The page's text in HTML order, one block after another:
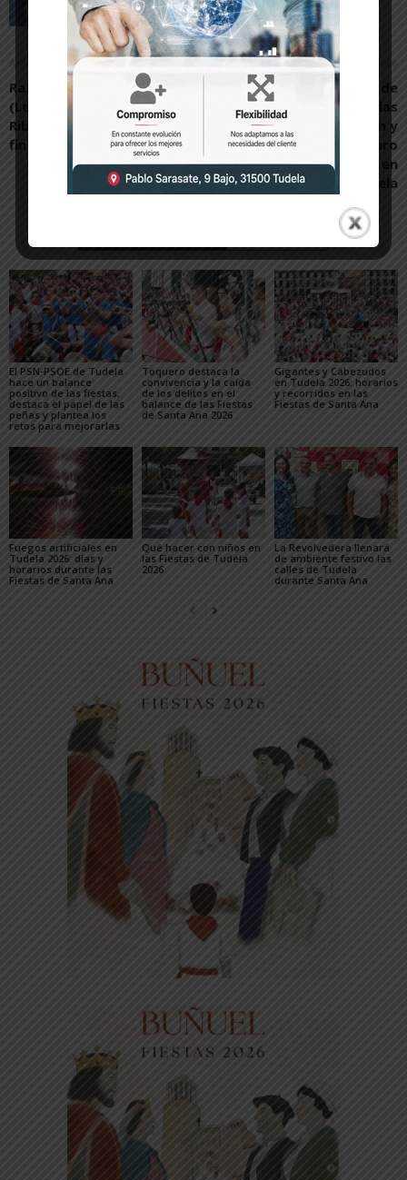
Artículo anterior
Rafa: "Desde Riga
(Letonia) sigo al C.D.
Ribaforada y sufro cada
fin de semana con él"
Artículo siguiente
Se insta al Gobierno de
Navarra a concretar las
líneas de actuación y
desarrollo del futuro
campus de la UPNA en
Tudela
El PSN-PSOE de Tudela
hace un balance
positivo de las fiestas,
destaca el papel de las
peñas y plantea los
retos para mejorarlas
Toquero destaca la
convivencia y la caída
de los delitos en el
balance de las Fiestas
de Santa Ana 2026
Gigantes y Cabezudos
en Tudela 2026: horarios
y recorridos en las
Fiestas de Santa Ana
Fuegos artificiales en
Tudela 2026: días y
horarios durante las
Fiestas de Santa Ana
Qué hacer con niños en
las Fiestas de Tudela
2026
La Revolvedera llenará
de ambiente festivo las
calles de Tudela
durante Santa Ana